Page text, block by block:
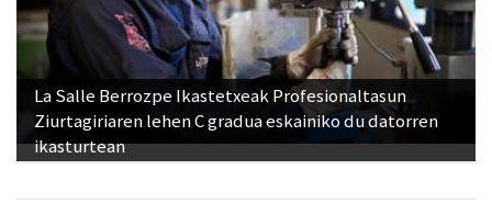
La Salle Berrozpe Ikastetxeak Profesionaltasun
Ziurtagiriaren lehen C gradua eskainiko du datorren
ikasturtean